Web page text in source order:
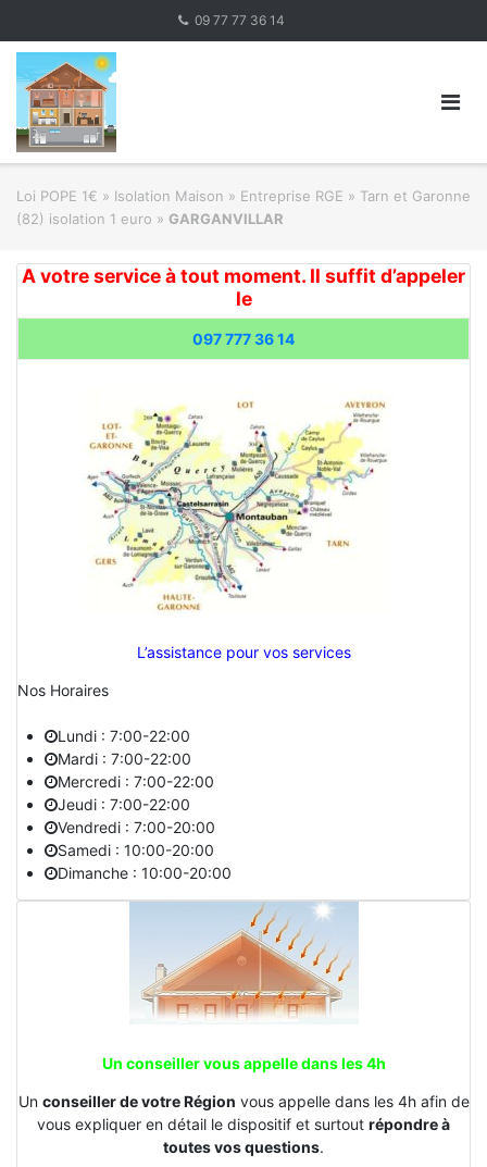
content
09 77 77 36 14
Loi POPE 1€ » Isolation Maison » Entreprise RGE » Tarn et Garonne
(82) isolation 1 euro » GARGANVILLAR
A votre service à tout moment. Il suffit d’appeler
le
097 777 36 14
L’assistance pour vos services
Nos Horaires
Lundi : 7:00-22:00
Mardi : 7:00-22:00
Mercredi : 7:00-22:00
Jeudi : 7:00-22:00
Vendredi : 7:00-20:00
Samedi : 10:00-20:00
Dimanche : 10:00-20:00
Un conseiller vous appelle dans les 4h
Un conseiller de votre Région vous appelle dans les 4h afin de
vous expliquer en détail le dispositif et surtout répondre à
toutes vos questions.